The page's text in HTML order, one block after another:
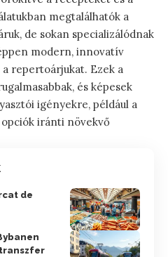
megtalálhatók a
de sokan specializálódnak
modern, innovatív
repertoárjukat. Ezek a
és képesek
igényekre, például a
iránti növekvő
de